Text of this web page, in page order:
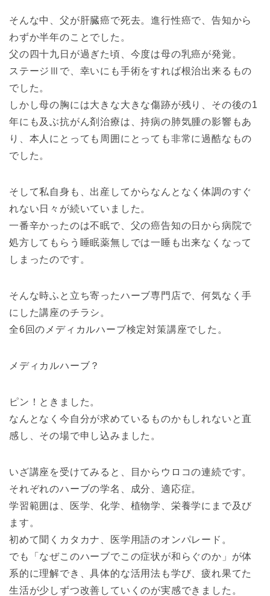
そんな中、父が肝臓癌で死去。進行性癌で、告知から
わずか半年のことでした。
父の四十九日が過ぎた頃、今度は母の乳癌が発覚。
ステージⅢで、幸いにも手術をすれば根治出来るもの
でした。
しかし母の胸には大きな大きな傷跡が残り、その後の1
年にも及ぶ抗がん剤治療は、持病の肺気腫の影響もあ
り、本人にとっても周囲にとっても非常に過酷なもの
でした。
そして私自身も、出産してからなんとなく体調のすぐ
れない日々が続いていました。
一番辛かったのは不眠で、父の癌告知の日から病院で
処方してもらう睡眠薬無しでは一睡も出来なくなって
しまったのです。
そんな時ふと立ち寄ったハーブ専門店で、何気なく手
にした講座のチラシ。
全6回のメディカルハーブ検定対策講座でした。
メディカルハーブ？
ピン！ときました。
なんとなく今自分が求めているものかもしれないと直
感し、その場で申し込みました。
いざ講座を受けてみると、目からウロコの連続です。
それぞれのハーブの学名、成分、適応症。
学習範囲は、医学、化学、植物学、栄養学にまで及び
ます。
初めて聞くカタカナ、医学用語のオンパレード。
でも「なぜこのハーブでこの症状が和らぐのか」が体
系的に理解でき、具体的な活用法も学び、疲れ果てた
生活が少しずつ改善していくのが実感できました。